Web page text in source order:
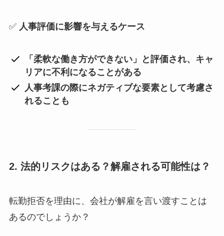
✅ 人事評価に影響を与えるケース
「柔軟な働き方ができない」と評価され、キャ
リアに不利になることがある
人事考課の際にネガティブな要素として考慮さ
れることも
2. 法的リスクはある？解雇される可能性は？
転勤拒否を理由に、会社が解雇を言い渡すことは
あるのでしょうか？